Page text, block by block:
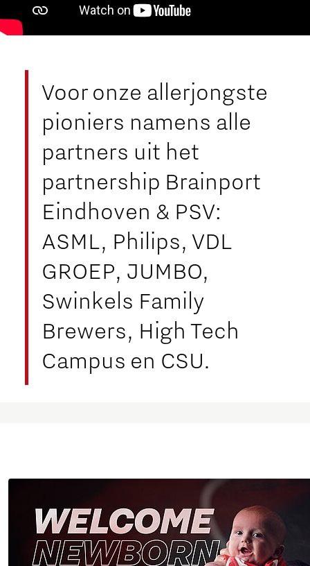
Voor onze allerjongste
pioniers namens alle
partners uit het
partnership Brainport
Eindhoven & PSV:
ASML, Philips, VDL
GROEP, JUMBO,
Swinkels Family
Brewers, High Tech
Campus en CSU.